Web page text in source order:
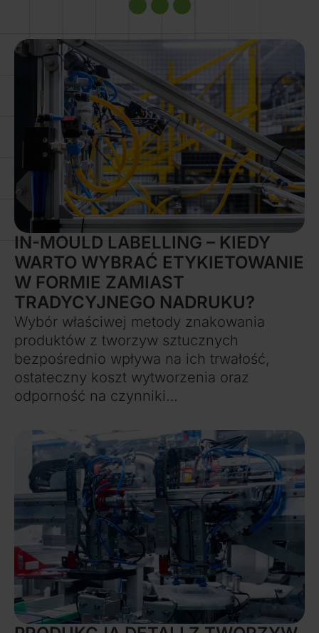
IN-MOULD LABELLING – KIEDY
WARTO WYBRAĆ ETYKIETOWANIE
W FORMIE ZAMIAST
TRADYCYJNEGO NADRUKU?
Wybór właściwej metody znakowania
produktów z tworzyw sztucznych
bezpośrednio wpływa na ich trwałość,
ostateczny koszt wytworzenia oraz
odporność na czynniki…
Więcej
Więcej